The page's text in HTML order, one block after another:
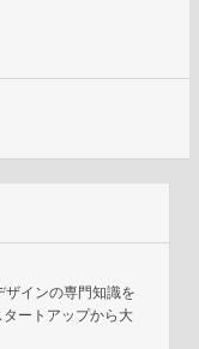
インの専門知識を
ートアップから大